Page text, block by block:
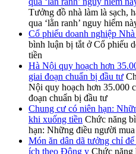
Tưởng đồ nhà làm là sạch,
qua ‘lằn ranh’ nguy hiểm
Cổ phiếu doanh nghiệp
bình luận bị tắt ở Cổ phiếu
tiền
Hà Nội quy hoạch hơn
giai đoạn chuẩn bị đầu tư
Nội quy hoạch hơn 35.000
đoạn chuẩn bị đầu tư
Chung cư có niên hạn:
khi xuống tiền Chức năng
hạn: Những điều người
Món ăn dân dã tưởng chỉ
ích theo Đông y Chức năng